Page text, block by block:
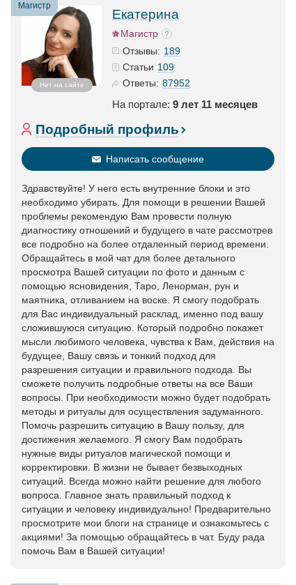
Магистр
Нет на сайте
Екатерина
Магистр
Отзывы: 189
Статьи 109
Ответы: 87952
На портале: 9 лет 11 месяцев
Подробный профиль
Написать сообщение
Здравствуйте! У него есть внутренние блоки и это
необходимо убирать. Для помощи в решении Вашей
проблемы рекомендую Вам провести полную
диагностику отношений и будущего в чате рассмотрев
все подробно на более отдаленный период времени.
Обращайтесь в мой чат для более детального
просмотра Вашей ситуации по фото и данным с
помощью ясновидения, Таро, Ленорман, рун и
маятника, отливанием на воске. Я смогу подобрать
для Вас индивидуальный расклад, именно под вашу
сложившуюся ситуацию. Который подробно покажет
мысли любимого человека, чувства к Вам, действия на
будущее, Вашу связь и тонкий подход для
разрешения ситуации и правильного подхода. Вы
сможете получить подробные ответы на все Ваши
вопросы. При необходимости можно будет подобрать
методы и ритуалы для осуществления задуманного.
Помочь разрешить ситуацию в Вашу пользу, для
достижения желаемого. Я смогу Вам подобрать
нужные виды ритуалов магической помощи и
корректировки. В жизни не бывает безвыходных
ситуаций. Всегда можно найти решение для любого
вопроса. Главное знать правильный подход к
ситуации и человеку индивидуально! Предварительно
просмотрите мои блоги на странице и ознакомьтесь с
акциями! За помощью обращайтесь в чат. Буду рада
помочь Вам в Вашей ситуации!